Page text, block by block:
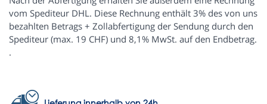
vom Spediteur DHL. Diese Rechnung enthält 3% des von uns
bezahlten Betrags + Zollabfertigung der Sendung durch den
Spediteur (max. 19 CHF) und 8,1% MwSt. auf den Endbetrag.
.